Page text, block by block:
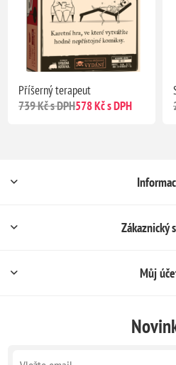
Příšerný terapeut
739 Kč s DPH578 Kč s DPH
Zákaznický
Můj